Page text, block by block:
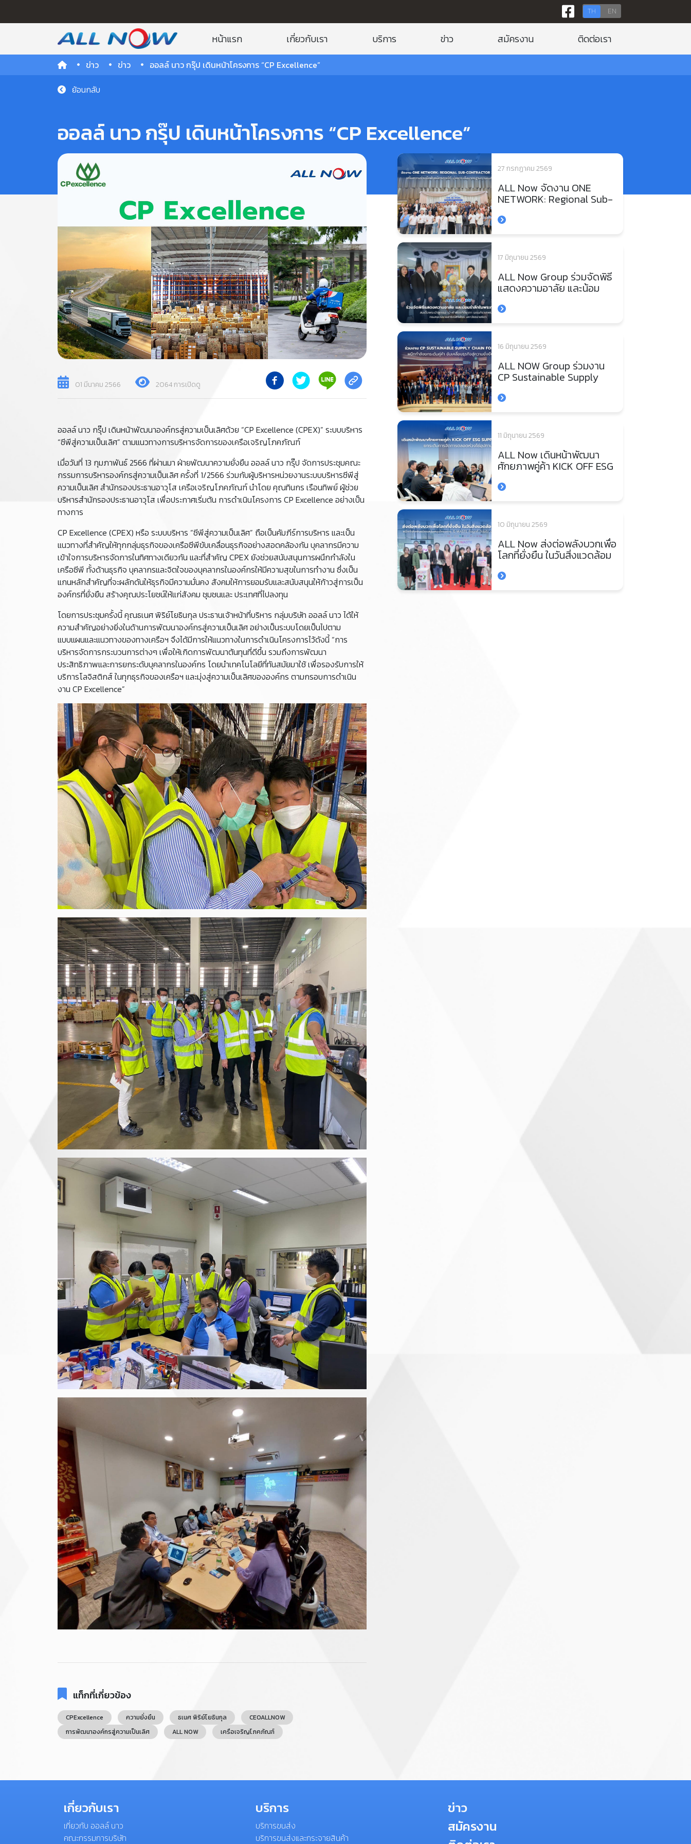
TH EN
หน้าแรก เกี่ยวกับเรา บริการ ข่าว สมัครงาน ติดต่อเรา
ข่าว ข่าว
ออลล์ นาว กรุ๊ป เดินหน้าโครงการ “CP Excellence”
ย้อนกลับ
ออลล์ นาว กรุ๊ป เดินหน้าโครงการ “CP Excellence”
01 มีนาคม 2566 2064 การเปิดดู
ออลล์ นาว กรุ๊ป เดินหน้าพัฒนาองค์กรสู่ความเป็นเลิศด้วย “CP Excellence (CPEX)” ระบบบริหาร
“ซีพีสู่ความเป็นเลิศ” ตามแนวทางการบริหารจัดการของเครือเจริญโภคภัณฑ์
เมื่อวันที่ 13 กุมภาพันธ์ 2566 ที่ผ่านมา ฝ่ายพัฒนาความยั่งยืน ออลล์ นาว กรุ๊ป จัดการประชุมคณะ
กรรมการบริหารองค์กรสู่ความเป็นเลิศ ครั้งที่ 1/2566 ร่วมกับผู้บริหารหน่วยงานระบบบริหารซีพีสู่
ความเป็นเลิศ สำนักรองประธานอาวุโส เครือเจริญโภคภัณฑ์ นำโดย คุณทินกร เรือนทิพย์ ผู้ช่วย
บริหารสำนักรองประธานอาวุโส เพื่อประกาศเริ่มต้น การดำเนินโครงการ CP Excellence อย่างเป็น
ทางการ
CP Excellence (CPEX) หรือ ระบบบริหาร “ซีพีสู่ความเป็นเลิศ” ถือเป็นคัมภีร์การบริหาร และเป็น
แนวทางที่สำคัญให้ทุกกลุ่มธุรกิจของเครือซีพีขับเคลื่อนธุรกิจอย่างสอดคล้องกัน บุคลากรมีความ
เข้าใจการบริหารจัดการในทิศทางเดียวกัน และที่สำคัญ CPEX ยังช่วยสนับสนุนการผนึกกำลังใน
เครือซีพี ทั้งด้านธุรกิจ บุคลากรและจิตใจของบุคลากรในองค์กรให้มีความสุขในการทำงาน ซึ่งเป็น
แกนหลักสำคัญที่จะผลักดันให้ธุรกิจมีความมั่นคง สังคมให้การยอมรับและสนับสนุนให้ก้าวสู่การเป็น
องค์กรที่ยั่งยืน สร้างคุณประโยชน์ให้แก่สังคม ชุมชนและ ประเทศที่ไปลงทุน
โดยการประชุมครั้งนี้ คุณธเนศ พิริย์โยธินกุล ประธานเจ้าหน้าที่บริหาร กลุ่มบริษัท ออลล์ นาว ได้ให้
ความสำคัญอย่างยิ่งในด้านการพัฒนาองค์กรสู่ความเป็นเลิศ อย่างเป็นระบบโดยเป็นไปตาม
แบบแผนและแนวทางของทางเครือฯ จึงได้มีการให้แนวทางในการดำเนินโครงการไว้ดังนี้ “การ
บริหารจัดการกระบวนการต่างๆ เพื่อให้เกิดการพัฒนาต้นทุนที่ดีขึ้น รวมถึงการพัฒนา
ประสิทธิภาพและการยกระดับบุคลากรในองค์กร โดยนำเทคโนโลยีที่ทันสมัยมาใช้ เพื่อรองรับการให้
บริการโลจิสติกส์ ในทุกธุรกิจของเครือฯ และมุ่งสู่ความเป็นเลิศขององค์กร ตามกรอบการดำเนิน
งาน CP Excellence”
แท็กที่เกี่ยวข้อง
CPExcellence ความยั่งยืน ธเนศ พิริย์โยธินกุล
CEOALLNOW
การพัฒนาองค์กรสู่ความเป็นเลิศ
ALL NOW เครือเจริญโภคภัณฑ์
27 กรกฏาคม 2569
ALL Now จัดงาน ONE
NETWORK: Regional Sub-
เสริมความร่วมมือพันธมิตร
17 มิถุนายน 2569
ALL Now Group ร่วมจัดพิธี
แสดงความอาลัย และน้อม
สมเด็จพระเจ้าลูกเธอ เจ้าฟ้า
พัชร มหาวัชรราชธิดา
16 มิถุนายน 2569
ALL NOW Group ร่วมงาน
CP Sustainable Supply
กำลังยกระดับคู่ค้า ขับเคลื่อน
11 มิถุนายน 2569
ALL Now เดินหน้าพัฒนา
ศักยภาพคู่ค้า KICK OFF ESG
SUPPLIER AUDIT ยกระดับ
การจัดการตลอดห่วงโซ่
10 มิถุนายน 2569
ALL Now ส่งต่อพลังบวกเพื่อ
โลกที่ยั่งยืน ในวันสิ่งแวดล้อม
พันธมิตรสนับสนุนโครงการ
เกี่ยวกับเรา
เกี่ยวกับ ออลล์ นาว
คณะกรรมการบริษัท
บริการ
บริการขนส่ง
บริการขนส่งและกระจายสินค้า
ข่าว
สมัครงาน